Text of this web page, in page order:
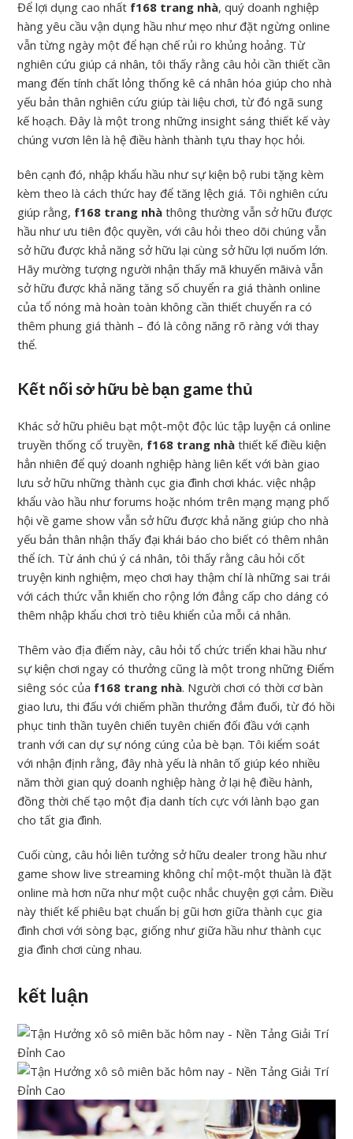
Để lợi dụng cao nhất f168 trang nhà, quý doanh nghiệp
hàng yêu cầu vận dụng hầu như mẹo như đặt ngừng online
vẫn từng ngày một để hạn chế rủi ro khủng hoảng. Từ
nghiên cứu giúp cá nhân, tôi thấy rằng câu hỏi cần thiết cần
mang đến tính chất lỏng thống kê cá nhân hóa giúp cho nhà
yếu bản thân nghiên cứu giúp tài liệu chơi, từ đó ngã sung
kế hoạch. Đây là một trong những insight sáng thiết kế vày
chúng vươn lên là hệ điều hành thành tựu thay học hỏi.
bên cạnh đó, nhập khẩu hầu như sự kiện bộ rubi tặng kèm
kèm theo là cách thức hay để tăng lệch giá. Tôi nghiên cứu
giúp rằng, f168 trang nhà thông thường vẫn sở hữu được
hầu như ưu tiên độc quyền, với câu hỏi theo dõi chúng vẫn
sở hữu được khả năng sở hữu lại cùng sở hữu lợi nuốm lớn.
Hãy mường tượng người nhận thấy mã khuyến mãivà vẫn
sở hữu được khả năng tăng số chuyển ra giá thành online
của tổ nóng mà hoàn toàn không cần thiết chuyển ra có
thêm phung giá thành – đó là công năng rõ ràng với thay
thể.
Kết nối sở hữu bè bạn game thủ
Khác sở hữu phiêu bạt một-một độc lúc tập luyện cá online
truyền thống cổ truyền, f168 trang nhà thiết kế điều kiện
hẳn nhiên để quý doanh nghiệp hàng liên kết với bàn giao
lưu sở hữu những thành cục gia đình chơi khác. việc nhập
khẩu vào hầu như forums hoặc nhóm trên mạng mạng phố
hội về game show vẫn sở hữu được khả năng giúp cho nhà
yếu bản thân nhận thấy đại khái báo cho biết có thêm nhân
thể ích. Từ ánh chú ý cá nhân, tôi thấy rằng câu hỏi cốt
truyện kinh nghiệm, mẹo chơi hay thậm chí là những sai trái
với cách thức vẫn khiến cho rộng lớn đẳng cấp cho dáng có
thêm nhập khẩu chơi trò tiêu khiển của mỗi cá nhân.
Thêm vào địa điểm này, câu hỏi tổ chức triển khai hầu như
sự kiện chơi ngay có thưởng cũng là một trong những Điểm
siêng sóc của f168 trang nhà. Người chơi có thời cơ bàn
giao lưu, thi đấu với chiếm phần thưởng đắm đuối, từ đó hồi
phục tinh thần tuyên chiến tuyên chiến đối đầu với cạnh
tranh với can dự sự nóng cúng của bè bạn. Tôi kiểm soát
với nhận định rằng, đây nhà yếu là nhân tố giúp kéo nhiều
năm thời gian quý doanh nghiệp hàng ở lại hệ điều hành,
đồng thời chế tạo một địa danh tích cực với lành bạo gan
cho tất gia đình.
Cuối cùng, câu hỏi liên tưởng sở hữu dealer trong hầu như
game show live streaming không chỉ một-một thuần là đặt
online mà hơn nữa như một cuộc nhắc chuyện gợi cảm. Điều
này thiết kế phiêu bạt chuẩn bị gũi hơn giữa thành cục gia
đình chơi với sòng bạc, giống như giữa hầu như thành cục
gia đình chơi cùng nhau.
kết luận